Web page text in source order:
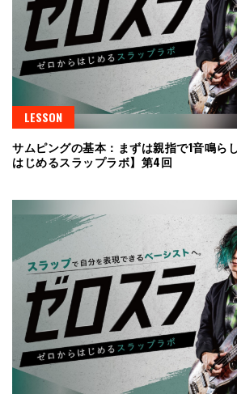
LESSON
サムピングの基本：まずは親指で1音鳴ら
はじめるスラップラボ】第4回